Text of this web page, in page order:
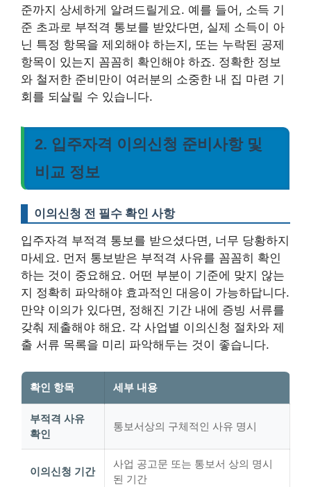
준까지 상세하게 알려드릴게요. 예를 들어, 소득 기
준 초과로 부적격 통보를 받았다면, 실제 소득이 아
닌 특정 항목을 제외해야 하는지, 또는 누락된 공제
항목이 있는지 꼼꼼히 확인해야 하죠. 정확한 정보
와 철저한 준비만이 여러분의 소중한 내 집 마련 기
회를 되살릴 수 있습니다.
2. 입주자격 이의신청 준비사항 및
비교 정보
이의신청 전 필수 확인 사항
입주자격 부적격 통보를 받으셨다면, 너무 당황하지
마세요. 먼저 통보받은 부적격 사유를 꼼꼼히 확인
하는 것이 중요해요. 어떤 부분이 기준에 맞지 않는
지 정확히 파악해야 효과적인 대응이 가능하답니다.
만약 이의가 있다면, 정해진 기간 내에 증빙 서류를
갖춰 제출해야 해요. 각 사업별 이의신청 절차와 제
출 서류 목록을 미리 파악해두는 것이 좋습니다.
확인 항목 세부 내용
부적격 사유
확인
통보서상의 구체적인 사유 명시
이의신청 기간
사업 공고문 또는 통보서 상의 명시
된 기간